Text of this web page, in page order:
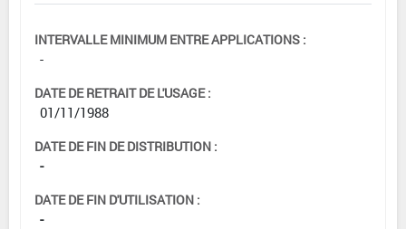
INTERVALLE MINIMUM ENTRE APPLICATIONS :
-
DATE DE RETRAIT DE L'USAGE :
01/11/1988
DATE DE FIN DE DISTRIBUTION :
-
DATE DE FIN D'UTILISATION :
-